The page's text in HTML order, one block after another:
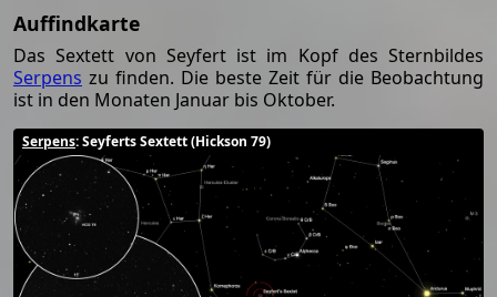
Auffindkarte
Das Sextett von Seyfert ist im Kopf des Sternbildes
Serpens zu finden. Die beste Zeit für die Beobachtung
ist in den Monaten Januar bis Oktober.
Serpens: Seyferts Sextett (Hickson 79)